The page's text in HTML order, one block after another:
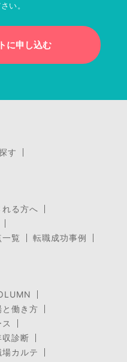
い。
に申し込む
す
る方へ
覧
転職成功事例
と働き方
収診断
カルテ